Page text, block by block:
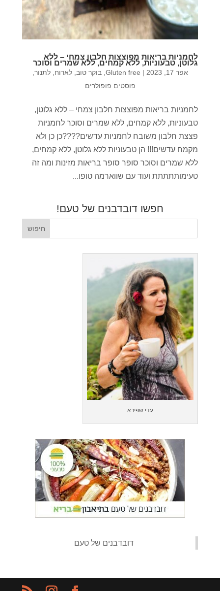
לחמניות בריאות מפוצצות חלבון צמחי – ללא
גלוטן, טבעוניות, ללא קמחים, ללא שמרים וסוכר
אפר 17, 2023 |
Gluten free בוקר טוב ,לארוח ,לתנור
פוסטים פופולרים
לחמניות בריאות מפוצצות חלבון צמחי – ללא גלוטן,
טבעוניות, ללא קמחים, ללא שמרים וסוכר לחמניות
פצצת חלבון משובח לחמניות עדשים????כן כן ולא
מקמח עדשים!!! הן טבעוניות ללא גלוטן, ללא קמחים,
ללא שמרים וסוכר סופר סופר בריאות מזינות ומה זה
טעימותתתתת ועוד עם שווארמה טופו...
חפשו דובדבנים של טעם!
עדי שפירא
‏דובדבנים של טעם‏